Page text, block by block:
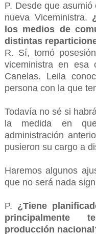
P. Desde que
nueva Viceministra.
los medios de
distintas
R. Sí, tomó
viceministra en esa
Canelas. Leila
persona con la que
Todavía no sé si
la medida en
administración
pusieron su cargo a
Haremos algunos
que no será nada
P. ¿Tiene
principalmente
producción